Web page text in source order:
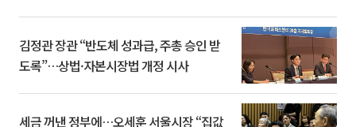
김정관 장관 “반도체 성과급, 주총 승인 받
도록”…상법·자본시장법 개정 시사
세금 꺼낸 정부에…오세훈 서울시장 “집값